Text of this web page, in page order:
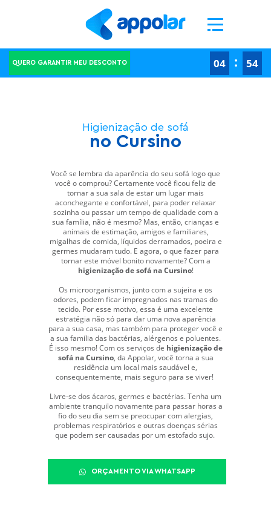
dispositivo para melhorar a navegação no site, analisar a utilização do site e ajudar nas
nossas iniciativas de marketing.Definições de cookies
Aceitar todos os cookies
QUERO GARANTIR MEU DESCONTO 04 : 53
Higienização de sofá
no Cursino
Você se lembra da aparência do seu sofá logo que
você o comprou? Certamente você ficou feliz de
tornar a sua sala de estar um lugar mais
aconchegante e confortável, para poder relaxar
sozinha ou passar um tempo de qualidade com a
sua família, não é mesmo? Mas, então, crianças e
animais de estimação, amigos e familiares,
migalhas de comida, líquidos derramados, poeira e
germes mudaram tudo. E agora, o que fazer para
tornar este móvel bonito novamente? Com a
higienização de sofá na Cursino!
Os microorganismos, junto com a sujeira e os
odores, podem ficar impregnados nas tramas do
tecido. Por esse motivo, essa é uma excelente
estratégia não só para dar uma nova aparência
para a sua casa, mas também para proteger você e
a sua família das bactérias, alérgenos e poluentes.
É isso mesmo! Com os serviços de higienização de
sofá na Cursino, da Appolar, você torna a sua
residência um local mais saudável e,
consequentemente, mais seguro para se viver!
Livre-se dos ácaros, germes e bactérias. Tenha um
ambiente tranquilo novamente para passar horas a
fio do seu dia sem se preocupar com alergias,
problemas respiratórios e outras doenças sérias
que podem ser causadas por um estofado sujo.
ORÇAMENTO VIA WHATSAPP